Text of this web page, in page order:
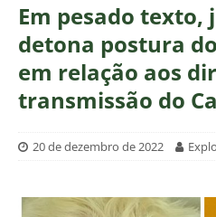
Em pesado texto,
detona postura
em relação aos
transmissão do
20 de dezembro de 2022